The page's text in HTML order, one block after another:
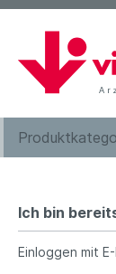
Haarwasser
Ich bin
Einloggen mit